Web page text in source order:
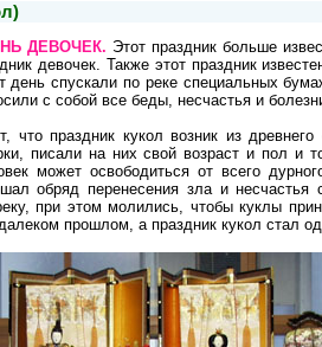
ДЕВОЧЕК. Этот праздник больше
девочек. Также этот праздник
день спускали по реке специальных
с собой все беды, несчастья и
что праздник кукол возник из
писали на них свой возраст и пол и
может освободиться от всего
обряд перенесения зла и несчастья
при этом молились, чтобы куклы
прошлом, а праздник кукол стал